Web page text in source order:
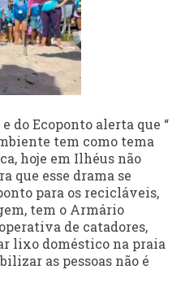
do Ecoponto alerta que “
tem como tema
hoje em Ilhéus não
que esse drama se
para os recicláveis,
tem o Armário
de catadores,
lixo doméstico na praia
as pessoas não é